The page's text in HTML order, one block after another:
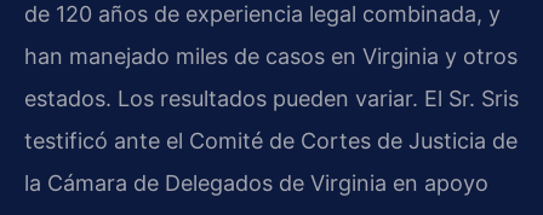
de 120 años de experiencia legal combinada, y
han manejado miles de casos en Virginia y otros
estados. Los resultados pueden variar. El Sr. Sris
testificó ante el Comité de Cortes de Justicia de
la Cámara de Delegados de Virginia en apoyo